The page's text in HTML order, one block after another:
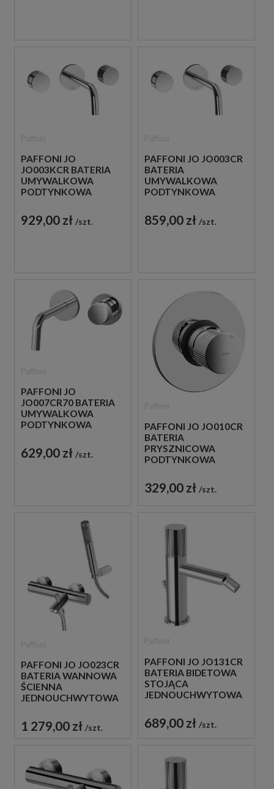
PAFFONI JO
JO003KCR BATERIA
UMYWALKOWA
PODTYNKOWA
CHROM
929,00 zł szt.
PAFFONI JO JO003CR
BATERIA
UMYWALKOWA
PODTYNKOWA
CHROM
859,00 zł szt.
PAFFONI JO
JO007CR70 BATERIA
UMYWALKOWA
PODTYNKOWA
CHROM
629,00 zł szt.
PAFFONI JO JO010CR
BATERIA
PRYSZNICOWA
PODTYNKOWA
CHROM
329,00 zł szt.
PAFFONI JO JO023CR
BATERIA WANNOWA
ŚCIENNA
JEDNOUCHWYTOWA
1 279,00 zł szt.
PAFFONI JO JO131CR
BATERIA BIDETOWA
STOJĄCA
JEDNOUCHWYTOWA
689,00 zł szt.